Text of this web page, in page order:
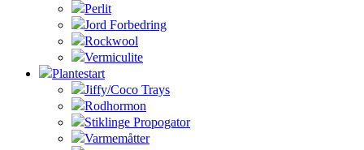
Perlit
Jord Forbedring
Rockwool
Vermiculite
Plantestart
Jiffy/Coco Trays
Rodhormon
Stiklinge Propogator
Varmemåtter